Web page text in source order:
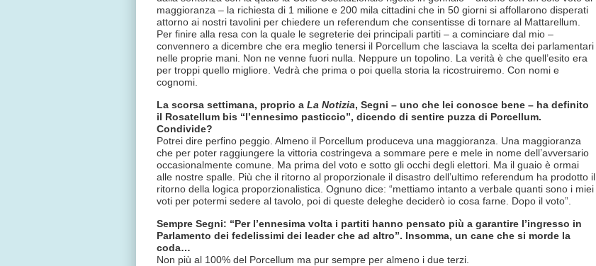
maggioranza – la richiesta di 1 milione e 200 mila cittadini che in 50 giorni si affollarono disperati
attorno ai nostri tavolini per chiedere un referendum che consentisse di tornare al Mattarellum.
Per finire alla resa con la quale le segreterie dei principali partiti – a cominciare dal mio –
convennero a dicembre che era meglio tenersi il Porcellum che lasciava la scelta dei parlamentari
nelle proprie mani. Non ne venne fuori nulla. Neppure un topolino. La verità è che quell’esito era
per troppi quello migliore. Vedrà che prima o poi quella storia la ricostruiremo. Con nomi e
cognomi.
La scorsa settimana, proprio a La Notizia, Segni – uno che lei conosce bene – ha definito
il Rosatellum bis “l’ennesimo pasticcio”, dicendo di sentire puzza di Porcellum.
Condivide?
Potrei dire perfino peggio. Almeno il Porcellum produceva una maggioranza. Una maggioranza
che per poter raggiungere la vittoria costringeva a sommare pere e mele in nome dell’avversario
occasionalmente comune. Ma prima del voto e sotto gli occhi degli elettori. Ma il guaio è ormai
alle nostre spalle. Più che il ritorno al proporzionale il disastro dell’ultimo referendum ha prodotto il
ritorno della logica proporzionalistica. Ognuno dice: “mettiamo intanto a verbale quanti sono i miei
voti per potermi sedere al tavolo, poi di queste deleghe deciderò io cosa farne. Dopo il voto”.
Sempre Segni: “Per l’ennesima volta i partiti hanno pensato più a garantire l’ingresso in
Parlamento dei fedelissimi dei leader che ad altro”. Insomma, un cane che si morde la
coda…
Non più al 100% del Porcellum ma pur sempre per almeno i due terzi.